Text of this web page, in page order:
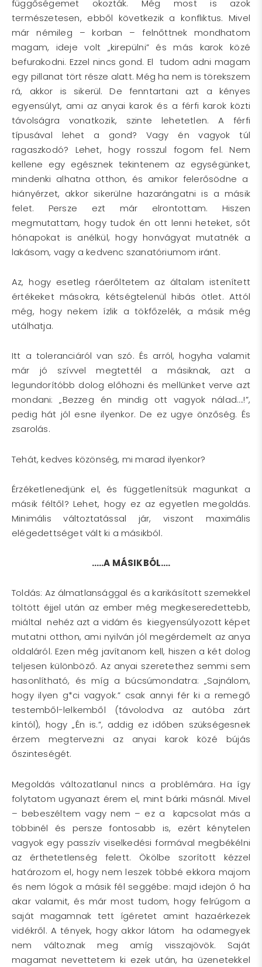
függőségemet okozták. Még most is azok
természetesen, ebből következik a konfliktus. Mivel
már némileg – korban – felnőttnek mondhatom
magam, ideje volt „kirepülni” és más karok közé
befurakodni. Ezzel nincs gond. El tudom adni magam
egy pillanat tört része alatt. Még ha nem is törekszem
rá, akkor is sikerül. De fenntartani azt a kényes
egyensúlyt, ami az anyai karok és a férfi karok közti
távolságra vonatkozik, szinte lehetetlen. A férfi
típusával lehet a gond? Vagy én vagyok túl
ragaszkodó? Lehet, hogy rosszul fogom fel. Nem
kellene egy egésznek tekintenem az egységünket,
mindenki alhatna otthon, és amikor felerősödne a
hiányérzet, akkor sikerülne hazarángatni is a másik
felet. Persze ezt már elrontottam. Hiszen
megmutattam, hogy tudok én ott lenni heteket, sőt
hónapokat is anélkül, hogy honvágyat mutatnék a
lakásom, vagy a kedvenc szanatóriumom iránt.
Az, hogy esetleg ráerőltetem az általam istenített
értékeket másokra, kétségtelenül hibás ötlet. Attól
még, hogy nekem ízlik a tökfőzelék, a másik még
utálhatja.
Itt a toleranciáról van szó. És arról, hogyha valamit
már jó szívvel megtettél a másiknak, azt a
legundorítóbb dolog előhozni és mellünket verve azt
mondani: „Bezzeg én mindig ott vagyok nálad….!”,
pedig hát jól esne ilyenkor. De ez ugye önzőség. És
zsarolás.
Tehát, kedves közönség, mi marad ilyenkor?
Érzéketlenedjünk el, és függetlenítsük magunkat a
másik féltől? Lehet, hogy ez az egyetlen megoldás.
Minimális változtatással jár, viszont maximális
elégedettséget vált ki a másikból.
…..A MÁSIKBÓL….
Toldás: Az álmatlansággal és a karikásított szemekkel
töltött éjjel után az ember még megkeseredettebb,
miáltal nehéz azt a vidám és kiegyensúlyozott képet
mutatni otthon, ami nyilván jól megérdemelt az anya
oldaláról. Ezen még javítanom kell, hiszen a két dolog
teljesen különböző. Az anyai szeretethez semmi sem
hasonlítható, és míg a búcsúmondatra: „Sajnálom,
hogy ilyen g*ci vagyok.” csak annyi fér ki a remegő
testemből-lelkemből (távolodva az autóba zárt
kíntól), hogy „Én is.”, addig ez időben szükségesnek
érzem megtervezni az anyai karok közé bújás
őszinteségét.
Megoldás változatlanul nincs a problémára. Ha így
folytatom ugyanazt érem el, mint bárki másnál. Mivel
– bebeszéltem vagy nem – ez a kapcsolat más a
többinél és persze fontosabb is, ezért kénytelen
vagyok egy passzív viselkedési formával megbékélni
az érthetetlenség felett. Ökölbe szorított kézzel
határozom el, hogy nem leszek többé ekkora majom
és nem lógok a másik fél seggébe: majd idejön ő ha
akar valamit, és már most tudom, hogy felrúgom a
saját magamnak tett ígéretet amint hazaérkezek
vidékről. A tények, hogy akkor látom ha odamegyek
nem változnak meg amíg visszajövök. Saját
magamat nevettetem ki ezek után, ha üzenetekkel